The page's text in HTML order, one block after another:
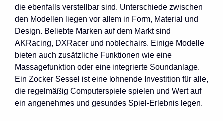
die ebenfalls verstellbar sind. Unterschiede zwischen
den Modellen liegen vor allem in Form, Material und
Design. Beliebte Marken auf dem Markt sind
AKRacing, DXRacer und noblechairs. Einige Modelle
bieten auch zusätzliche Funktionen wie eine
Massagefunktion oder eine integrierte Soundanlage.
Ein Zocker Sessel ist eine lohnende Investition für alle,
die regelmäßig Computerspiele spielen und Wert auf
ein angenehmes und gesundes Spiel-Erlebnis legen.